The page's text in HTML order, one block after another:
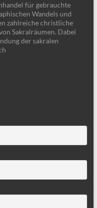
für gebrauchte
Wandels und
zahlreiche christliche
Sakralräumen. Dabei
der sakralen